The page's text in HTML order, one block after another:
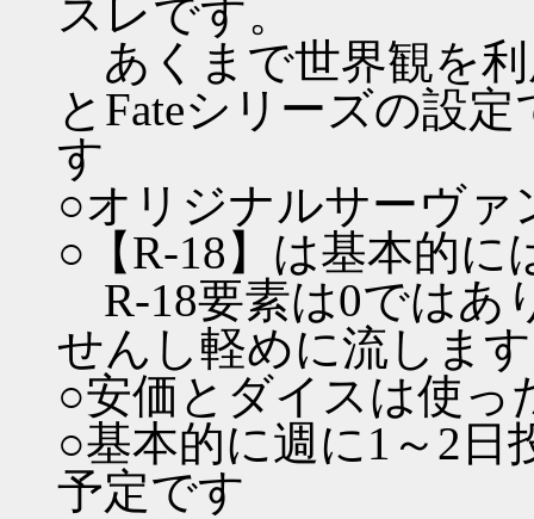
スレです。
あくまで世界観を
とFateシリーズの設
す
○オリジナルサーヴァ
○【R-18】は基本的
R-18要素は0ではあ
せんし軽めに流します
○安価とダイスは使
○基本的に週に1～2
予定です